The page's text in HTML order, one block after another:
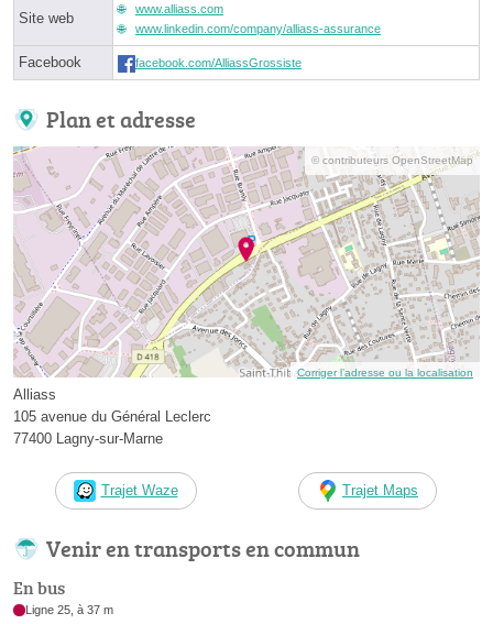
Site web
www.alliass.com
www.linkedin.com/company/alliass-assurance
Facebook facebook.com/AlliassGrossiste
Plan et adresse
© contributeurs OpenStreetMap
Corriger l’adresse ou la localisation
Alliass
105 avenue du Général Leclerc
77400 Lagny-sur-Marne
Trajet Waze Trajet Maps
Venir en transports en commun
En bus
Ligne 25, à 37 m